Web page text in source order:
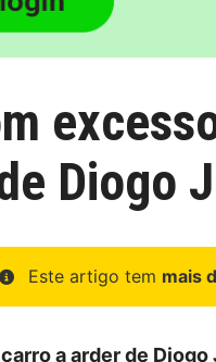
Diogo
Este artigo tem mais
carro a arder de